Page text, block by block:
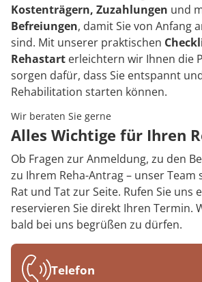
Kostenträgern, Zuzahlungen und
Befreiungen, damit Sie von Anfang
sind. Mit unserer praktischen
Rehastart erleichtern wir Ihnen die
sorgen dafür, dass Sie entspannt
Rehabilitation starten können.
Wir beraten Sie gerne
Alles Wichtige für Ihren
Ob Fragen zur Anmeldung, zu den
zu Ihrem Reha-Antrag – unser
Rat und Tat zur Seite. Rufen Sie uns
reservieren Sie direkt Ihren Termin.
bald bei uns begrüßen zu dürfen.
Telefon